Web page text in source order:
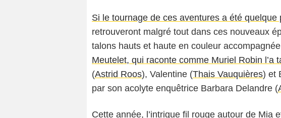
Si le tournage de ces aventures a été quelque
retrouveront malgré tout dans ces nouveaux
talons hauts et haute en couleur
Meutelet, qui raconte comme Muriel Robin l’a
(Astrid Roos), Valentine (Thais Vauquières) et
par son acolyte enquêtrice Barbara Delandre (
Cette année, l’intrigue fil rouge autour de Mia